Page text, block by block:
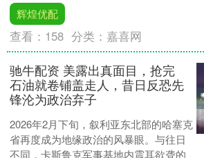
辉煌优配
查看： 158 分类：嘉喜网
驰牛配资 美露出真面目，抢完
石油就卷铺盖走人，昔日反恐先
锋沦为政治弃子
2026年2月下旬，叙利亚东北部的哈塞克
省再度成为地缘政治的风暴眼。与往日
不同，卡斯鲁克军事基地内震耳欲聋的